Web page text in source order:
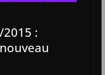
2015 :